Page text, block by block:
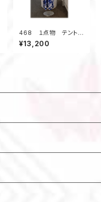
468 １点物 テントラ
インワンピース 青い
浴衣 ジャンパースカ
¥13,200